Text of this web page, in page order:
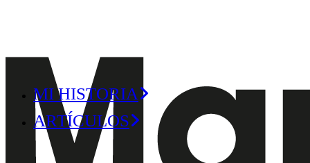
MI HISTORIA
ARTÍCULOS